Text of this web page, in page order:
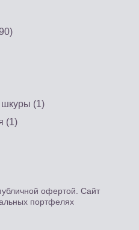
шкуры (1)
(1)
офертой. Сайт
портфелях